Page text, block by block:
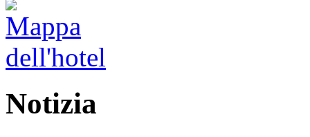
Notizia